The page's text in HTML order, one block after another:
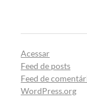
Acessar
Feed de posts
Feed de
WordPress.org